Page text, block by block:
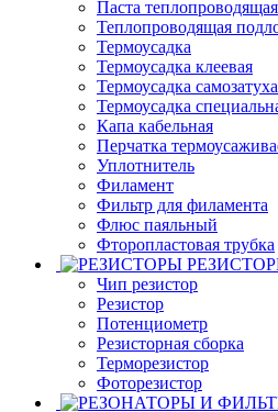
Паста теплопроводящая
Теплопроводящая
Термоусадка
Термоусадка клеевая
Термоусадка
Термоусадка
Капа кабельная
Перчатка
Уплотнитель
Филамент
Фильтр для филамента
Флюс паяльный
Фторопластовая трубка
Чип резистор
Резистор
Потенциометр
Резисторная сборка
Терморезистор
Фоторезистор